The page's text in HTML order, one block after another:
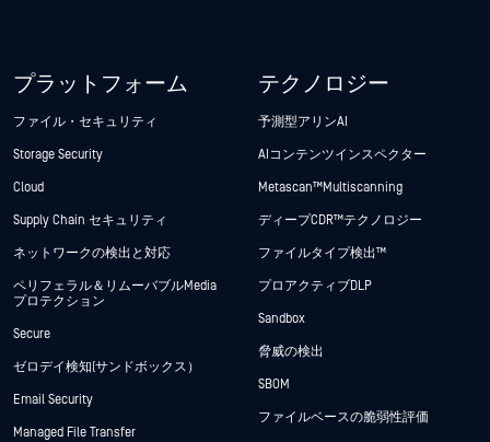
プラットフォーム
ファイル・セキュリティ
Storage Security
Cloud
Supply Chain セキュリティ
ネットワークの検出と対応
ペリフェラル＆リムーバブルMedia
プロテクション
Secure
ゼロデイ検知(サンドボックス）
Email Security
Managed File Transfer
テクノロジー
予測型アリンAI
AIコンテンツインスペクター
Metascan™ Multiscanning
ディープCDR™テクノロジー
ファイルタイプ検出™
プロアクティブDLP
Sandbox
脅威の検出
SBOM
ファイルベースの脆弱性評価